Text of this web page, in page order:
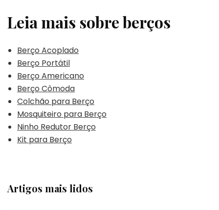
Leia mais sobre berços
Berço Acoplado
Berço Portátil
Berço Americano
Berço Cômoda
Colchão para Berço
Mosquiteiro para Berço
Ninho Redutor Berço
Kit para Berço
Artigos mais lidos